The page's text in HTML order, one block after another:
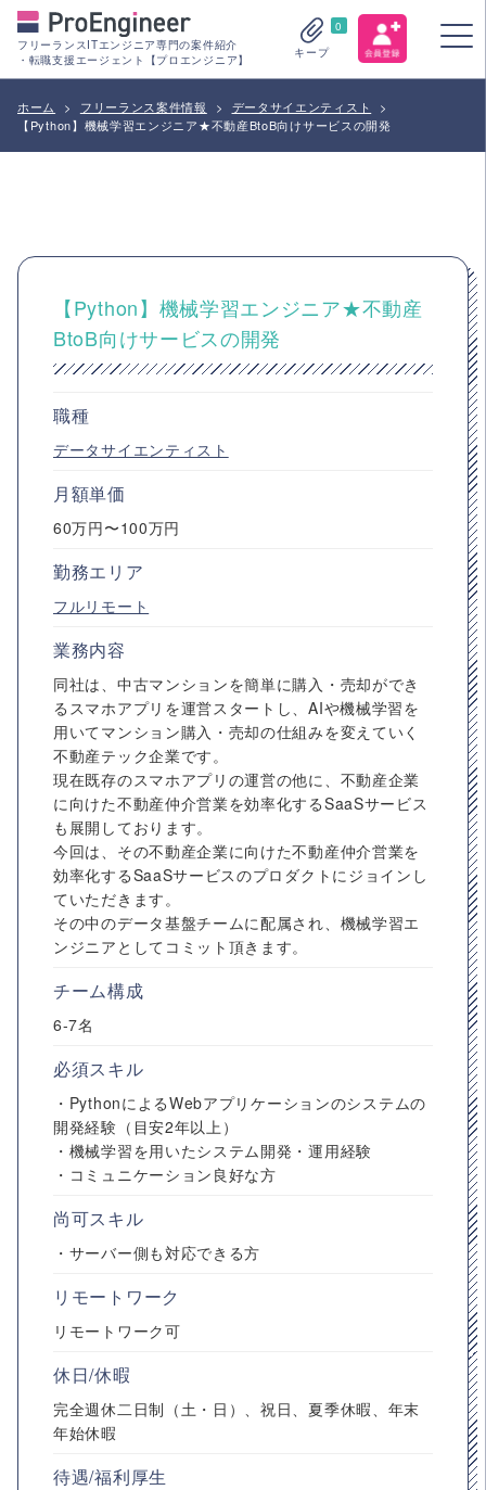
フリーランスITエンジニア専門の案件紹介
・転職支援エージェント【プロエンジニア】
0
キープ
ホーム > フリーランス案件情報 > データサイエンティスト
>
【Python】機械学習エンジニア★不動産BtoB向けサービスの開発
【Python】機械学習エンジニア★不動産
BtoB向けサービスの開発
職種
データサイエンティスト
月額単価
60万円〜100万円
勤務エリア
フルリモート
業務内容
同社は、中古マンションを簡単に購入・売却ができ
るスマホアプリを運営スタートし、AIや機械学習を
用いてマンション購入・売却の仕組みを変えていく
不動産テック企業です。
現在既存のスマホアプリの運営の他に、不動産企業
に向けた不動産仲介営業を効率化するSaaSサービス
も展開しております。
今回は、その不動産企業に向けた不動産仲介営業を
効率化するSaaSサービスのプロダクトにジョインし
ていただきます。
その中のデータ基盤チームに配属され、機械学習エ
ンジニアとしてコミット頂きます。
チーム構成
6-7名
必須スキル
・PythonによるWebアプリケーションのシステムの
開発経験（目安2年以上）
・機械学習を用いたシステム開発・運用経験
・コミュニケーション良好な方
尚可スキル
・サーバー側も対応できる方
リモートワーク
リモートワーク可
休日/休暇
完全週休二日制（土・日）、祝日、夏季休暇、年末
年始休暇
待遇/福利厚生